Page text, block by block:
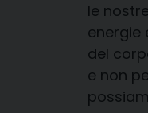
le
energie
del
e non